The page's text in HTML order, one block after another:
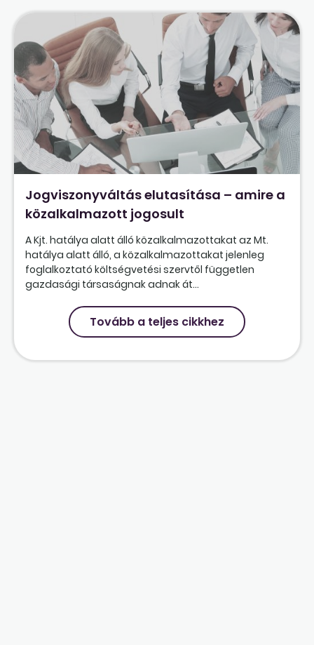
Jogviszonyváltás elutasítása – amire a
közalkalmazott jogosult
A Kjt. hatálya alatt álló közalkalmazottakat az Mt.
hatálya alatt álló, a közalkalmazottakat jelenleg
foglalkoztató költségvetési szervtől független
gazdasági társaságnak adnak át...
Tovább a teljes cikkhez